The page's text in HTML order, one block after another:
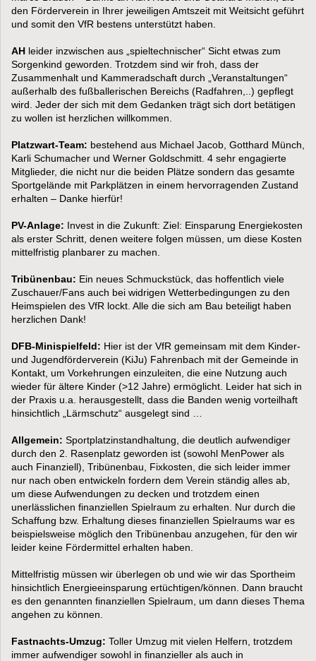
den Förderverein in Ihrer jeweiligen Amtszeit mit Weitsicht geführt
und somit den VfR bestens unterstützt haben.
AH leider inzwischen aus „spieltechnischer“ Sicht etwas zum
Sorgenkind geworden. Trotzdem sind wir froh, dass der
Zusammenhalt und Kammeradschaft durch „Veranstaltungen“
außerhalb des fußballerischen Bereichs (Radfahren,..) gepflegt
wird. Jeder der sich mit dem Gedanken trägt sich dort betätigen
zu wollen ist herzlichen willkommen.
Platzwart-Team: bestehend aus Michael Jacob, Gotthard Münch,
Karli Schumacher und Werner Goldschmitt. 4 sehr engagierte
Mitglieder, die nicht nur die beiden Plätze sondern das gesamte
Sportgelände mit Parkplätzen in einem hervorragenden Zustand
erhalten – Danke hierfür!
PV-Anlage: Invest in die Zukunft: Ziel: Einsparung Energiekosten
als erster Schritt, denen weitere folgen müssen, um diese Kosten
mittelfristig planbarer zu machen.
Tribünenbau: Ein neues Schmuckstück, das hoffentlich viele
Zuschauer/Fans auch bei widrigen Wetterbedingungen zu den
Heimspielen des VfR lockt. Alle die sich am Bau beteiligt haben
herzlichen Dank!
DFB-Minispielfeld: Hier ist der VfR gemeinsam mit dem Kinder-
und Jugendförderverein (KiJu) Fahrenbach mit der Gemeinde in
Kontakt, um Vorkehrungen einzuleiten, die eine Nutzung auch
wieder für ältere Kinder (>12 Jahre) ermöglicht. Leider hat sich in
der Praxis u.a. herausgestellt, dass die Banden wenig vorteilhaft
hinsichtlich „Lärmschutz“ ausgelegt sind …
Allgemein: Sportplatzinstandhaltung, die deutlich aufwendiger
durch den 2. Rasenplatz geworden ist (sowohl MenPower als
auch Finanziell), Tribünenbau, Fixkosten, die sich leider immer
nur nach oben entwickeln fordern dem Verein ständig alles ab,
um diese Aufwendungen zu decken und trotzdem einen
unerlässlichen finanziellen Spielraum zu erhalten. Nur durch die
Schaffung bzw. Erhaltung dieses finanziellen Spielraums war es
beispielsweise möglich den Tribünenbau anzugehen, für den wir
leider keine Fördermittel erhalten haben.
Mittelfristig müssen wir überlegen ob und wie wir das Sportheim
hinsichtlich Energieeinsparung ertüchtigen/können. Dann braucht
es den genannten finanziellen Spielraum, um dann dieses Thema
angehen zu können.
Fastnachts-Umzug: Toller Umzug mit vielen Helfern, trotzdem
immer aufwendiger sowohl in finanzieller als auch in